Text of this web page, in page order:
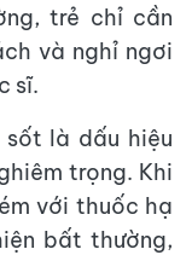
trẻ chỉ cần
và nghỉ ngơi
sĩ.
sốt là dấu hiệu
trọng. Khi
với thuốc hạ
bất thường,